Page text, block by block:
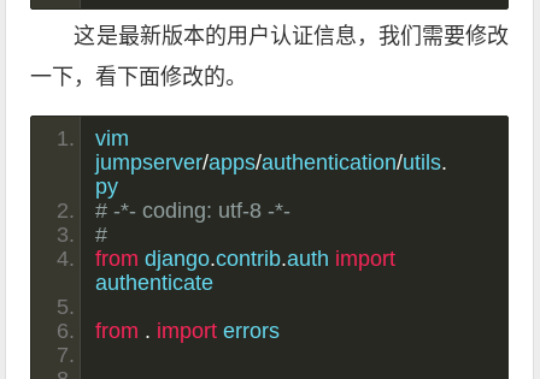
这是最新版本的用户认证信息，我们需要修改
一下，看下面修改的。
vim
jumpserver/apps/authentication/utils.
py
# -*- coding: utf-8 -*-
#
from django.contrib.auth import
authenticate
from . import errors